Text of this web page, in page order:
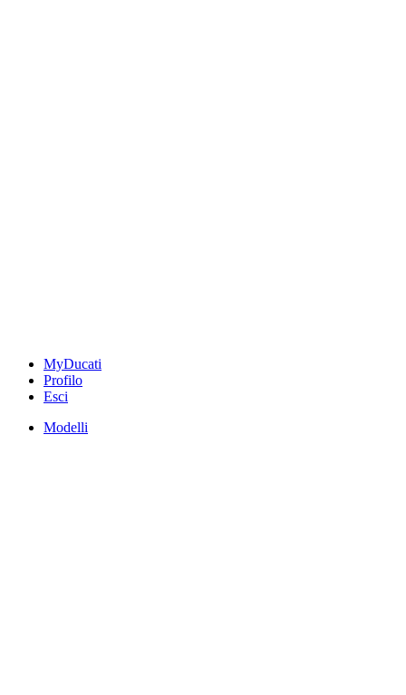
MyDucati
Profilo
Esci
Modelli